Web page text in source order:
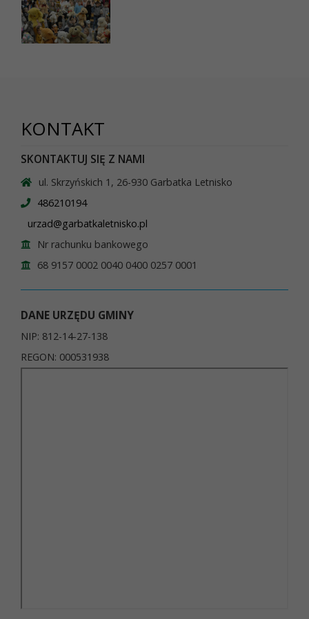
KONTAKT
SKONTAKTUJ SIĘ Z NAMI
ul. Skrzyńskich 1, 26-930 Garbatka Letnisko
486210194
urzad@garbatkaletnisko.pl
Nr rachunku bankowego
68 9157 0002 0040 0400 0257 0001
DANE URZĘDU GMINY
NIP: 812-14-27-138
REGON: 000531938